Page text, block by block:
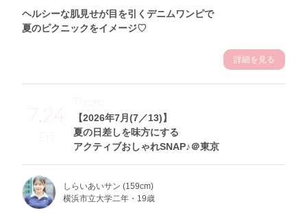
ヘルシーな肌見せが目を引くデニムワンピで
夏のピクニックをイメージ♡
詳細を見る
7.24
Fri
【2026年7月(7／13)】
夏の日差しを味方にする
アクティブおしゃれSNAP♪＠東京
Theme
しらいあいサン (159cm)
横浜市立大学二年・19歳